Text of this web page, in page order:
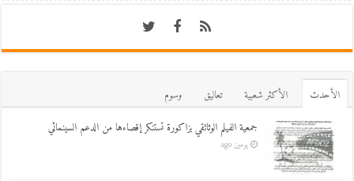
اﻷحدث اﻷكثر شعبية تعاليق
وسوم
جمعية الفيلم الوثائقي بزاكورة تستنكر إقصاءها من الدعم السينمائي
يومين ago